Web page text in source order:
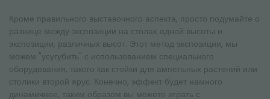
Кроме правильного выставочного аспекта, просто подумайте о
разнице между экспозиции на столах одной высоты и
экспозиции, различных высот. Этот метод экспозиции, мы
можем "усугубить" с использованием специального
оборудования, такого как стойки для ампельных растений или
столики второй ярус. Конечно, эффект будет намного
динамичнее, таким образом вы можете играть с